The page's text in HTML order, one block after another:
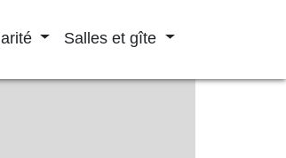
Salles et gîte